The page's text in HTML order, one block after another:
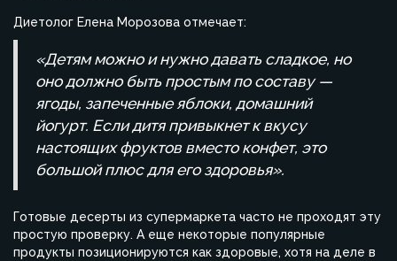
Диетолог Елена Морозова отмечает:
«Детям можно и нужно давать сладкое, но
оно должно быть простым по составу —
ягоды, запеченные яблоки, домашний
йогурт. Если дитя привыкнет к вкусу
настоящих фруктов вместо конфет, это
большой плюс для его здоровья».
Готовые десерты из супермаркета часто не проходят эту
простую проверку. А еще некоторые популярные
продукты позиционируются как здоровые, хотя на деле в